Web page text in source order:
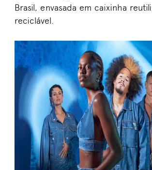
Brasil, envasada em caixinha
reciclável.